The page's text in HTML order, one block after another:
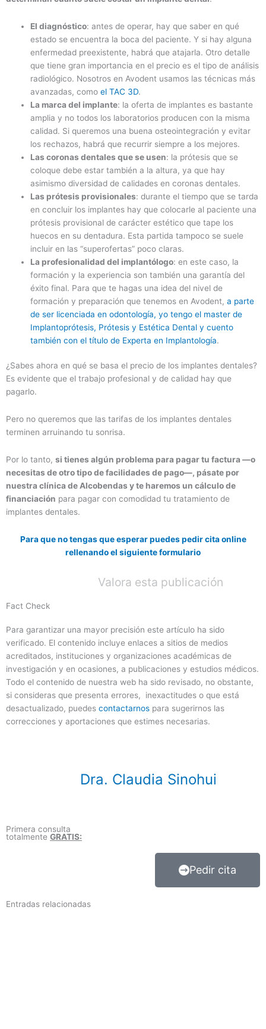
El diagnóstico: antes de operar, hay que saber en qué
estado se encuentra la boca del paciente. Y si hay alguna
enfermedad preexistente, habrá que atajarla. Otro detalle
que tiene gran importancia en el precio es el tipo de análisis
radiológico. Nosotros en Avodent usamos las técnicas más
avanzadas, comoel TAC 3D.
La marca del implante: la oferta de implantes es bastante
amplia y no todos los laboratorios producen con la misma
calidad. Si queremos una buena osteointegración y evitar
los rechazos, habrá que recurrir siempre a los mejores.
Las coronas dentales que se usen: la prótesis que se
coloque debe estar también a la altura, ya que hay
asimismo diversidad de calidades en coronas dentales.
Las prótesis provisionales: durante el tiempo que se tarda
en concluir los implantes hay que colocarle al paciente una
prótesis provisional de carácter estético que tape los
huecos en su dentadura. Esta partida tampoco se suele
incluir en las “superofertas” poco claras.
La profesionalidad del implantólogo: en este caso, la
formación y la experiencia son también una garantía del
éxito final. Para que te hagas una idea del nivel de
formación y preparación que tenemos en Avodent,a parte
de ser licenciada en odontología, yo tengo el master de
Implantoprótesis, Prótesis y Estética Dental y cuento
también con el título de Experta en Implantología.
¿Sabes ahora en qué se basa el precio de los implantes dentales?
Es evidente que el trabajo profesional y de calidad hay que
pagarlo.
Pero no queremos que las tarifas de los implantes dentales
terminen arruinando tu sonrisa.
Por lo tanto, si tienes algún problema para pagar tu factura —o
necesitas de otro tipo de facilidades de pago—, pásate por
nuestra clínica de Alcobendas y te haremos un cálculo de
financiación para pagar con comodidad tu tratamiento de
implantes dentales.
Para que no tengas que esperar puedes pedir cita online
rellenando el siguiente formulario
Valora esta publicación
Fact Check
Para garantizar una mayor precisión este artículo ha sido
verificado. El contenido incluye enlaces a sitios de medios
acreditados, instituciones y organizaciones académicas de
investigación y en ocasiones, a publicaciones y estudios médicos.
Todo el contenido de nuestra web ha sido revisado, no obstante,
si consideras que presenta errores, inexactitudes o que está
desactualizado, puedes contactarnos para sugerirnos las
correcciones y aportaciones que estimes necesarias.
Dra. Claudia Sinohui
Primera consulta
totalmente GRATIS:
Pedir cita
Entradas relacionadas